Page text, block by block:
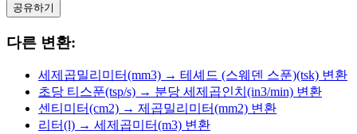
공유하기
다른 변환:
세제곱밀리미터(mm3) → 테셰드 (스웨덴 스푼)(tsk) 변환
초당 티스푼(tsp/s) → 분당 세제곱인치(in3/min) 변환
센티미터(cm2) → 제곱밀리미터(mm2) 변환
리터(l) → 세제곱미터(m3) 변환